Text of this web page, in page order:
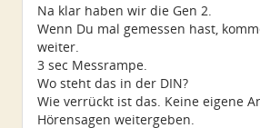
Na klar haben wir die Gen 2.
Wenn Du mal gemessen hast,
weiter.
3 sec Messrampe.
Wo steht das in der DIN?
Wie verrückt ist das. Keine eigene
Hörensagen weitergeben.